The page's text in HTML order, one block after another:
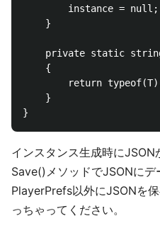
        instance = null;
    }
private static
    {
return
    }
インスタンス生成時にJSON
Save()メソッドでJSONにデ
PlayerPrefs以外にJSONを
っちゃってください。